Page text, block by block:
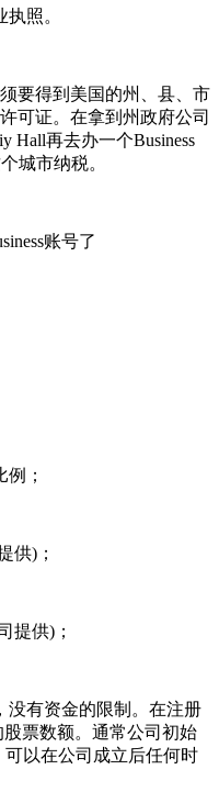
照。
要得到美国的州、县、市
可证。在拿到州政府公司
Hall再去办一个Business
城市纳税。
账号了
；
供)；
提供)；
没有资金的限制。在注册
票数额。通常公司初始
可以在公司成立后任何时